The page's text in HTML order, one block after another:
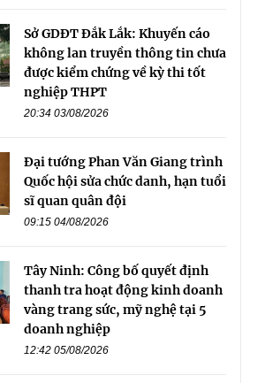
Sở GDĐT Đắk Lắk: Khuyến cáo
không lan truyền thông tin chưa
được kiểm chứng về kỳ thi tốt
nghiệp THPT
20:34 03/08/2026
Đại tướng Phan Văn Giang trình
Quốc hội sửa chức danh, hạn tuổi
sĩ quan quân đội
09:15 04/08/2026
Tây Ninh: Công bố quyết định
thanh tra hoạt động kinh doanh
vàng trang sức, mỹ nghệ tại 5
doanh nghiệp
12:42 05/08/2026